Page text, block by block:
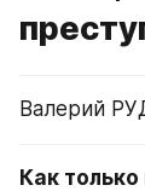
Валерий
Как